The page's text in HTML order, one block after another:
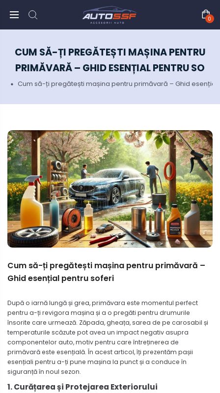
0
CUM SĂ-ȚI PREGĂTEȘTI MAȘINA PENTRU
PRIMĂVARĂ – GHID ESENȚIAL PENTRU SO
Cum să-ți pregătești mașina pentru primăvară – Ghid esențial
Cum să-ți pregătești mașina pentru primăvară –
Ghid esențial pentru soferi
După o iarnă lungă și grea, primăvara este momentul perfect
pentru a-ți revigora mașina și a o pregăti pentru drumurile
însorite care urmează. Zăpada, gheața, sarea de pe carosabil și
temperaturile scăzute pot avea un impact negativ asupra
componentelor auto, motiv pentru care întreținerea de
primăvară este esențială. În acest articol, îți prezentăm pașii
esențiali pentru a-ți pune mașina la punct și a conduce în
siguranță în noul sezon.
1. Curățarea și Protejarea Exteriorului